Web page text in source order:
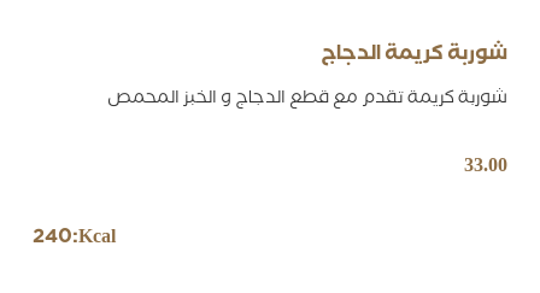
شوربة كريمة الدجاج
شوربة كريمة تقدم مع قطع الدجاج و الخبز المحمص
33.00
Kcal:
240